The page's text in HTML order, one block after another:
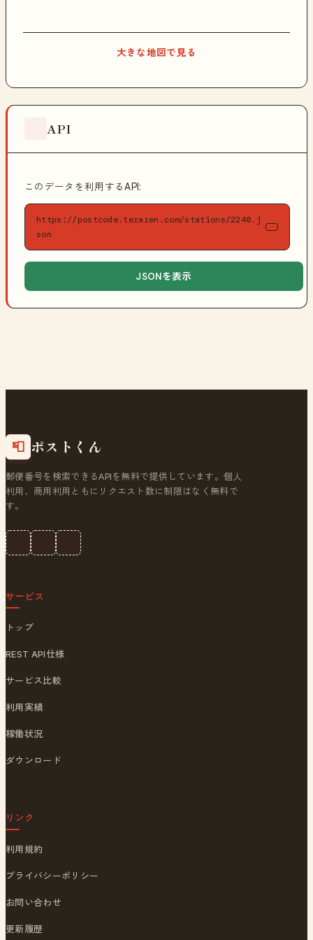
大きな地図で見る
API
このデータを利用するAPI:
https://postcode.teraren.com/stations/2240.j
son
JSONを表示
📮 ポストくん
郵便番号を検索できるAPIを無料で提供しています。個人
利用、商用利用ともにリクエスト数に制限はなく無料で
す。
サービス
トップ
REST API仕様
サービス比較
利用実績
稼働状況
ダウンロード
リンク
利用規約
プライバシーポリシー
お問い合わせ
更新履歴